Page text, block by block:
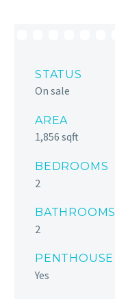
STATUS
On sale
AREA
1,856 sqft
BEDROOMS
2
BATHROOMS
2
PENTHOUSE
Yes